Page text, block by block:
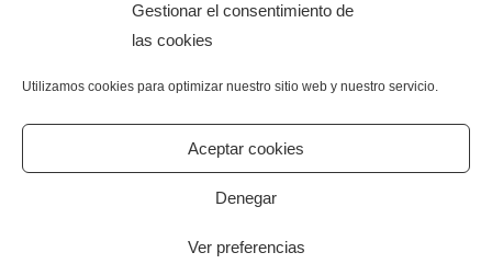
Gestionar el consentimiento de
las cookies
Utilizamos cookies para optimizar nuestro sitio web y nuestro servicio.
Aceptar cookies
Denegar
Ver preferencias
Olvidé mi contraseña